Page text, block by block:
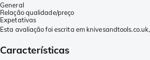
General
Relação qualidade/preço
Expetativas
Esta avaliação foi escrita em knivesandtools.co.uk,
Características